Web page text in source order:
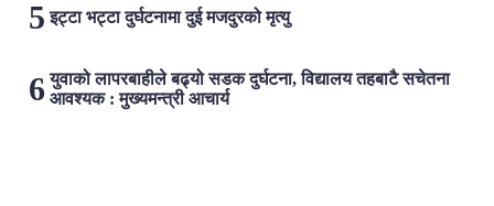
इट्टा भट्टा दुर्घटनामा दुई मजदुरको मृत्यु
युवाको लापरबाहीले बढ्यो सडक दुर्घटना, विद्यालय तहबाटै सचेतना
आवश्यक : मुख्यमन्त्री आचार्य